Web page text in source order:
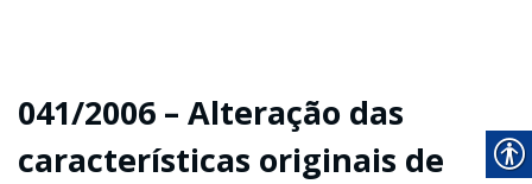
041/2006 – Alteração das
características originais de